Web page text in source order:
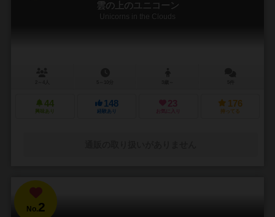
雲の上のユニコーン
Unicorns in the Clouds
44
興味あり
148
経験あり
23
お気に入り
176
持ってる
No.2